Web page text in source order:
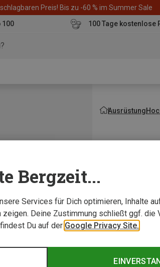
Preis! Bis zu -60 % im Summer Sale
100
100 Tage kostenlose
Ausrüstung
Bergzeit...
Services für Dich optimieren, Inhalte
Deine Zustimmung schließt ggf. die
Du auf der Google Privacy Site.